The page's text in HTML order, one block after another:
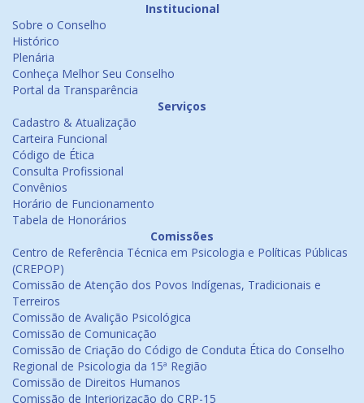
Institucional
Sobre o Conselho
Histórico
Plenária
Conheça Melhor Seu Conselho
Portal da Transparência
Serviços
Cadastro & Atualização
Carteira Funcional
Código de Ética
Consulta Profissional
Convênios
Horário de Funcionamento
Tabela de Honorários
Comissões
Centro de Referência Técnica em Psicologia e Políticas Públicas
(CREPOP)
Comissão de Atenção dos Povos Indígenas, Tradicionais e
Terreiros
Comissão de Avalição Psicológica
Comissão de Comunicação
Comissão de Criação do Código de Conduta Ética do Conselho
Regional de Psicologia da 15ª Região
Comissão de Direitos Humanos
Comissão de Interiorização do CRP-15